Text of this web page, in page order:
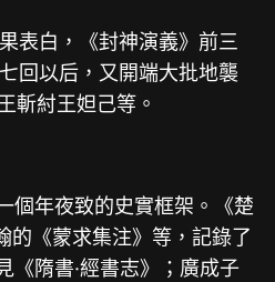
表白，《封神演義》前三
回以后，又開端大批地襲
斬紂王妲己等。
個年夜致的史實框架。《楚
的《蒙求集注》等，記錄了
《隋書·經書志》；廣成子